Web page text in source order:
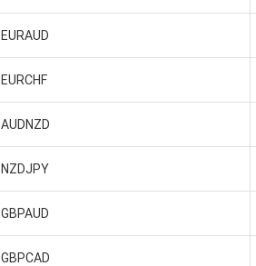
EURAUD
EURCHF
AUDNZD
NZDJPY
GBPAUD
GBPCAD